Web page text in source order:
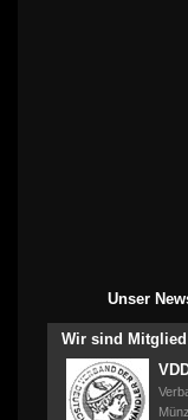
Unser
Wir sind